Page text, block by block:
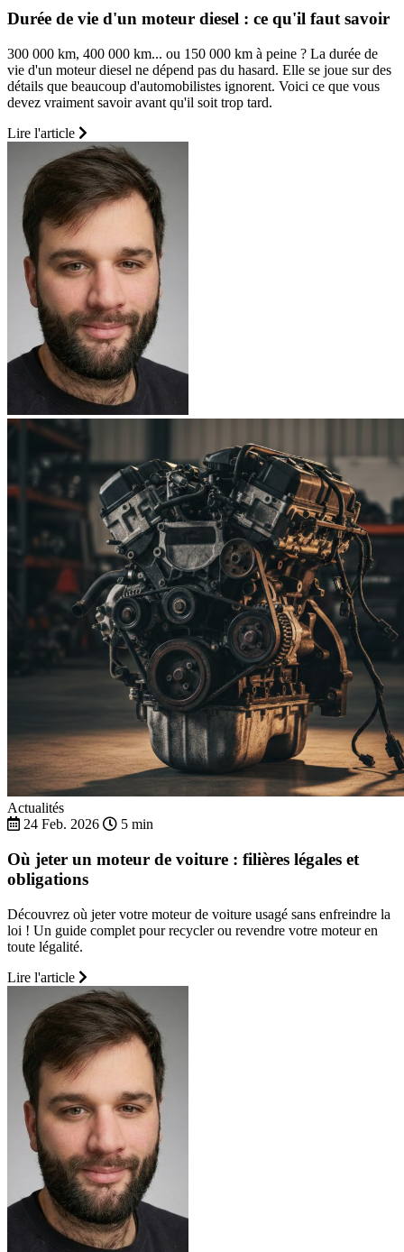
Durée de vie d'un moteur diesel : ce qu'il faut savoir
300 000 km, 400 000 km... ou 150 000 km à peine ? La durée de
vie d'un moteur diesel ne dépend pas du hasard. Elle se joue sur des
détails que beaucoup d'automobilistes ignorent. Voici ce que vous
devez vraiment savoir avant qu'il soit trop tard.
Lire l'article
Actualités
24 Feb. 2026
5 min
Où jeter un moteur de voiture : filières légales et
obligations
Découvrez où jeter votre moteur de voiture usagé sans enfreindre la
loi ! Un guide complet pour recycler ou revendre votre moteur en
toute légalité.
Lire l'article